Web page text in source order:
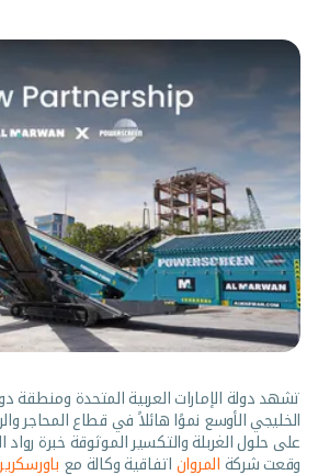
تشهد دولة الإمارات العربية المتحدة ومنطقة
الخليجي الأوسع نموًا هائلاً في قطاع المحاجر
على حلول الغربلة والتكسير الموثوقة خبرة رواد
وقعت شركة المروان اتفاقية وكالة مع